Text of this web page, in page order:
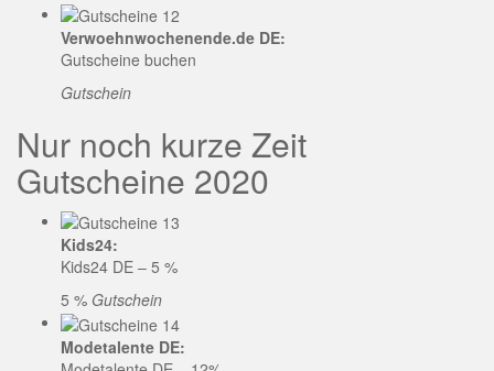
Verwoehnwochenende.de DE:
Gutscheine buchen
Gutschein
Nur noch kurze Zeit
Gutscheine 2020
Kids24:
Kids24 DE – 5 %
5 % Gutschein
Modetalente DE: